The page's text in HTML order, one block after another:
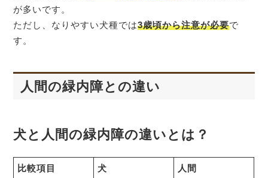
が多いです。
ただし、なりやすい犬種では3歳頃から注意が必要で
す。
人間の緑内障との違い
犬と人間の緑内障の違いとは？
比較項目 犬 人間